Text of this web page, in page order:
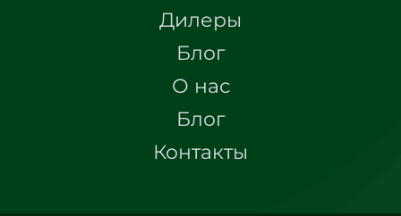
Дилеры
Блог
О нас
Блог
Контакты